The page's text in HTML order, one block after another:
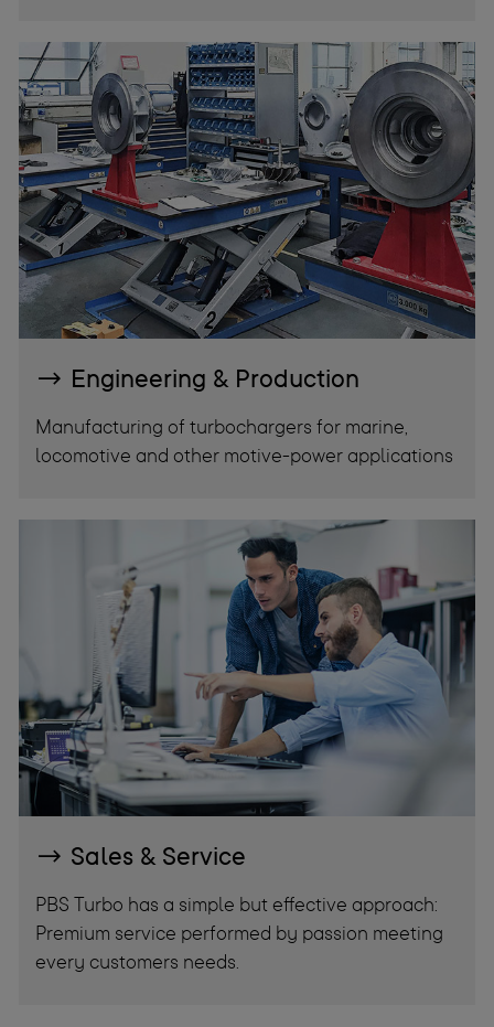
Engineering & Production
Manufacturing of turbochargers for marine,
locomotive and other motive-power applications
Sales & Service
PBS Turbo has a simple but effective approach:
Premium service performed by passion meeting
every customers needs.